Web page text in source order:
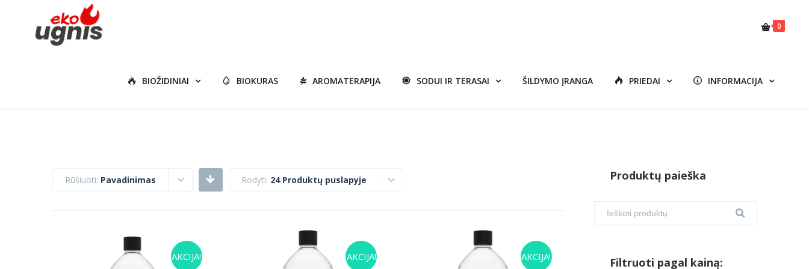
0
BIOŽIDINIAI BIOKURAS AROMATERAPIJA SODUI IR TERASAI ŠILDYMO ĮRANGA PRIEDAI INFORMACIJA
Rūšiuoti: Pavadinimas Rodyti: 24 Produktų puslapyje
AKCIJA! AKCIJA! AKCIJA!
Produktų paieška
Filtruoti pagal kainą: